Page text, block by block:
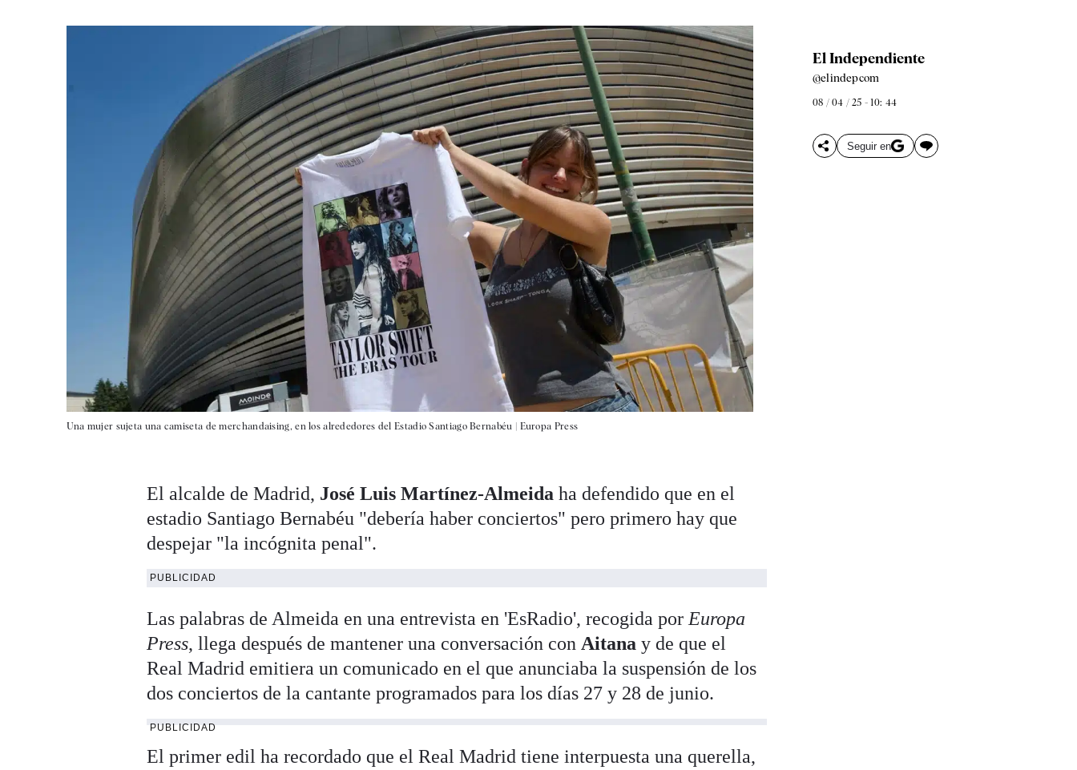
Una mujer sujeta una camiseta de merchandaising, en los alrededores del Estadio Santiago Bernabéu | Europa Press
El Independiente
@elindepcom
08 / 04 / 25 - 10: 44
Seguir en
El alcalde de Madrid, José Luis Martínez-Almeidaha defendido que en el
estadio Santiago Bernabéu "debería haber conciertos" pero primero hay que
despejar "la incógnita penal".
PUBLICIDAD
Las palabras de Almeida en una entrevista en 'EsRadio', recogida por Europa
Press, llega después de mantener una conversación con Aitana y de que el
Real Madrid emitiera un comunicado en el que anunciaba la suspensión de los
dos conciertos de la cantante programados para los días 27 y 28 de junio.
PUBLICIDAD
El primer edil ha recordado que el Real Madrid tiene interpuesta una querella,